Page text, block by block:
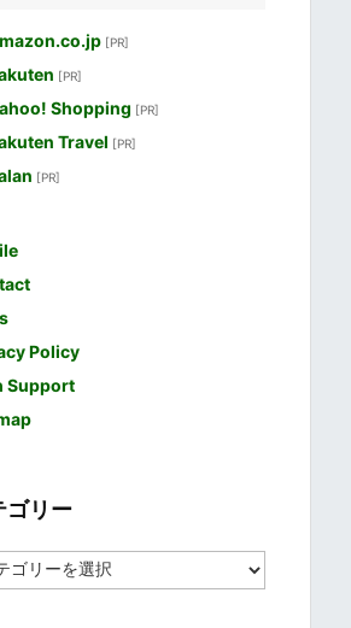
[PR]
[PR]
Shopping [PR]
Travel [PR]
[PR]
Policy
Support
ゴリー